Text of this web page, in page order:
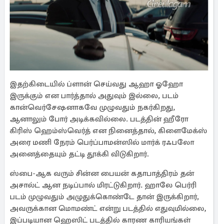
இதற்கிடையில் ப்ளான் செய்வது ஆஹா ஓஹோ
இருக்கும் என பார்த்தால் அதுவும் இல்லை, படம்
கான்வெர்சேஷனாகவே முழுவதும் நகர்கிறது,
ஆனாலும் போர் அடிக்கவில்லை. படத்தின் ஹீரோ
கிரிஸ் ஹெம்ஸ்வெர்த் என நினைத்தால், கிளைமேக்ஸ்
அரை மணி நேரம் பெர்ப்பாமன்ஸில் மார்க் ரஃபலோ
அனைத்தையும் தட்டி தூக்கி விடுகிறார்.
ஸ்பை-ஆக வரும் சின்ன பையன் கதாபாத்திரம் தன்
அசால்ட் ஆன நடிப்பால் மிரட்டுகிறார். ஹாலே பெர்ரி
படம் முழுவதும் அழுதுக்கொண்டே தான் இருக்கிறார்,
அவருக்கான மொமண்ட் என்று படத்தில் எதுவுமில்லை,
இப்படியான ஹெஸிட் படத்தில் காரண காரியங்கள்